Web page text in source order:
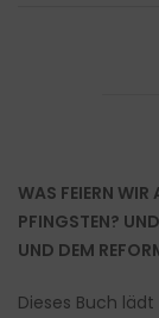
WAS FEIERN WIR
PFINGSTEN?
UND DEM
Dieses Buch